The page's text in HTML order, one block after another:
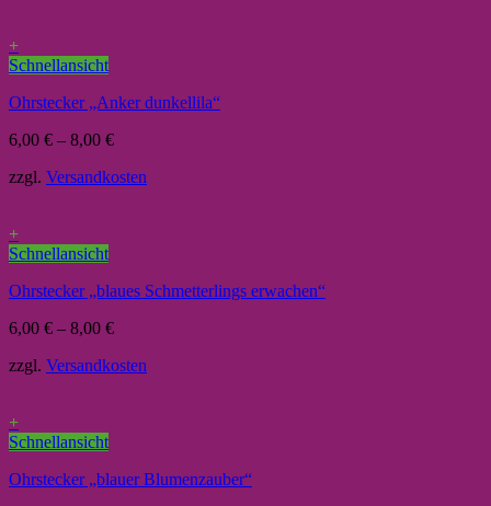
+
Schnellansicht
Ohrstecker „Anker dunkellila“
6,00 € – 8,00 €
zzgl. Versandkosten
+
Schnellansicht
Ohrstecker „blaues Schmetterlings erwachen“
6,00 € – 8,00 €
zzgl. Versandkosten
+
Schnellansicht
Ohrstecker „blauer Blumenzauber“